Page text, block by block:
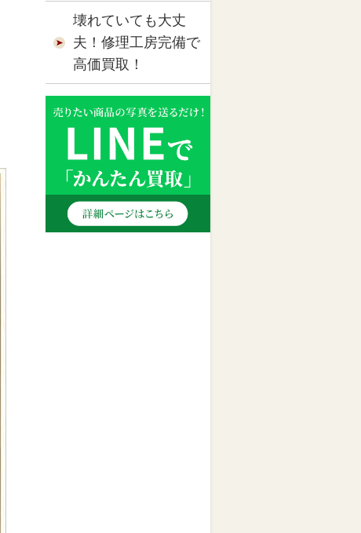
壊れていても大丈
夫！修理工房完備で
高価買取！